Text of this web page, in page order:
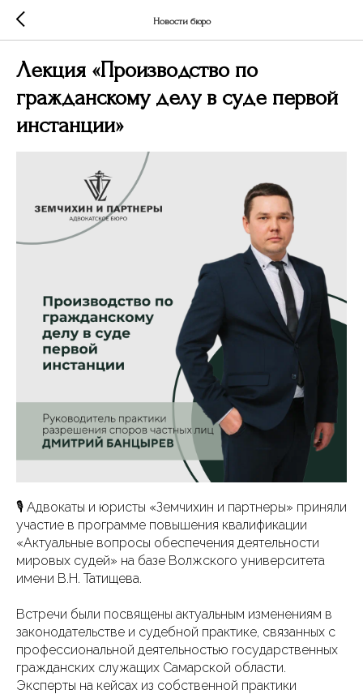
Новости бюро
Лекция «Производство по
гражданскому делу в суде первой
инстанции»
🎙 Адвокаты и юристы «Земчихин и партнеры» приняли
участие в программе повышения квалификации
«Актуальные вопросы обеспечения деятельности
мировых судей» на базе Волжского университета
имени В.Н. Татищева.
Встречи были посвящены актуальным изменениям в
законодательстве и судебной практике, связанных с
профессиональной деятельностью государственных
гражданских служащих Самарской области.
Эксперты на кейсах из собственной практики